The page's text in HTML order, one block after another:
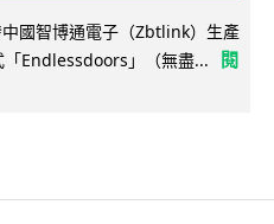
國智博通電子（Zbtlink）生產
Endlessdoors」（無盡...
閱